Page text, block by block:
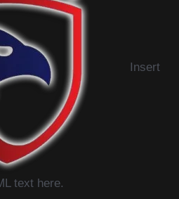
Insert
text here.